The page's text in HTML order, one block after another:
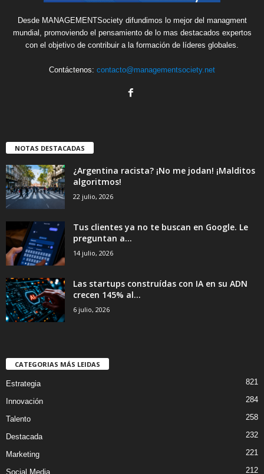
Desde MANAGEMENTSociety difundimos lo mejor del managment
mundial, promoviendo el pensamiento de lo mas destacados expertos
con el objetivo de contribuir a la formación de líderes globales.
Contáctenos: contacto@managementsociety.net
NOTAS DESTACADAS
¿Argentina racista? ¡No me jodan! ¡Malditos
algoritmos!
22 julio, 2026
Tus clientes ya no te buscan en Google. Le
preguntan a...
14 julio, 2026
Las startups construídas con IA en su ADN
crecen 145% al...
6 julio, 2026
CATEGORIAS MÁS LEIDAS
Estrategia 821
Innovación 284
Talento 258
Destacada 232
Marketing 221
Social Media 212